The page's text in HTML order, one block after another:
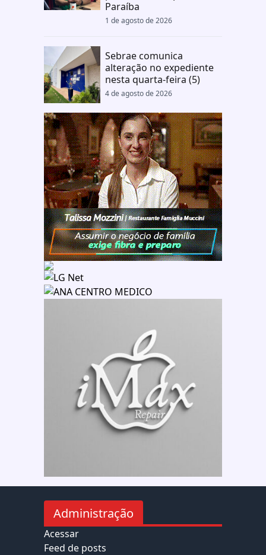
Paraíba
1 de agosto de 2026
Sebrae comunica
alteração no expediente
nesta quarta-feira (5)
4 de agosto de 2026
Administração
Acessar
Feed de posts